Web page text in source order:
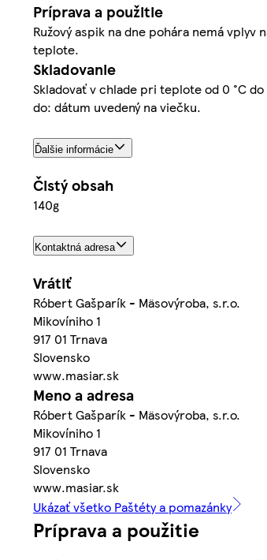
Príprava a použitie
Ružový aspik na dne pohára nemá
teplote.
Skladovanie
Skladovať v chlade pri teplote od 0 °C
do: dátum uvedený na viečku.
Ďalšie informácie
Čistý obsah
140g
Kontaktná adresa
Vrátiť
Róbert Gašparík - Mäsovýroba, s.r.o.
Mikovíniho 1
917 01 Trnava
Slovensko
www.masiar.sk
Meno a adresa
Róbert Gašparík - Mäsovýroba, s.r.o.
Mikovíniho 1
917 01 Trnava
Slovensko
www.masiar.sk
Ukázať všetko Paštéty a pomazánky
Príprava a použitie